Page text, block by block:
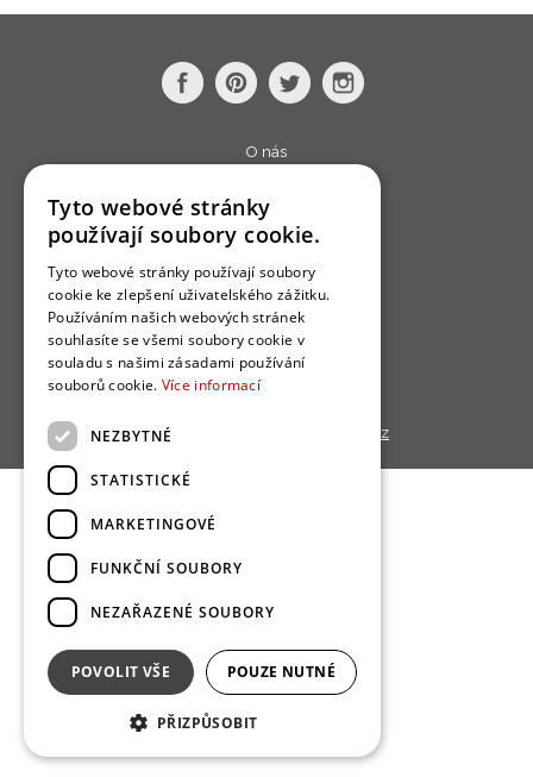
O nás
Jak se zapojit?
Uživatelské podmínky
Ochrana osobních údajú
Cookies
Redakce
Copyright © 2013 - 2026, Bydlo.cz
Tyto webové stránky
používají soubory cookie.
Tyto webové stránky používají soubory
cookie ke zlepšení uživatelského zážitku.
Používáním našich webových stránek
souhlasíte se všemi soubory cookie v
souladu s našimi zásadami používání
souborů cookie. Více informací
NEZBYTNÉ
STATISTICKÉ
MARKETINGOVÉ
FUNKČNÍ SOUBORY
NEZAŘAZENÉ SOUBORY
POVOLIT VŠE POUZE NUTNÉ
PŘIZPŮSOBIT